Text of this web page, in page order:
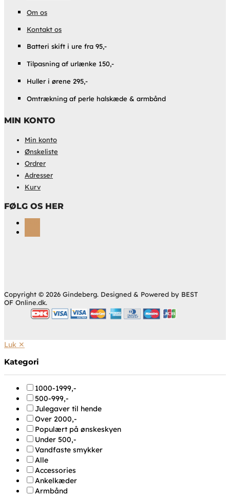
Om os
Kontakt os
Batteri skift i ure fra 95,-
Tilpasning af urlænke 150,-
Huller i ørene 295,-
Omtrækning af perle halskæde & armbånd
MIN KONTO
Min konto
Ønskeliste
Ordrer
Adresser
Kurv
FØLG OS HER
Copyright © 2026 Gindeberg. Designed & Powered by BEST
OF Online.dk.
Luk ✕
Kategori
1000-1999,-
500-999,-
Julegaver til hende
Over 2000,-
Populært på ønskeskyen
Under 500,-
Vandfaste smykker
Alle
Accessories
Ankelkæder
Armbånd